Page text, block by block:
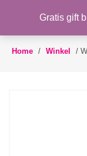
Toggle
WENSLIJST
Home / Winkel /
Gratis gift